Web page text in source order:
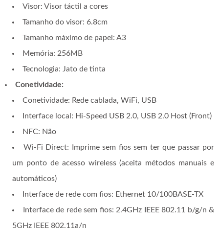
Visor: Visor táctil a cores
Tamanho do visor: 6.8cm
Tamanho máximo de papel: A3
Memória: 256MB
Tecnologia: Jato de tinta
Conetividade:
Conetividade: Rede cablada, WiFi, USB
Interface local: Hi-Speed USB 2.0, USB 2.0 Host (Front)
NFC: Não
Wi-Fi Direct: Imprime sem fios sem ter que passar por
um ponto de acesso wireless (aceita métodos manuais e
automáticos)
Interface de rede com fios: Ethernet 10/100BASE-TX
Interface de rede sem fios: 2.4GHz IEEE 802.11 b/g/n &
5GHz IEEE 802.11a/n